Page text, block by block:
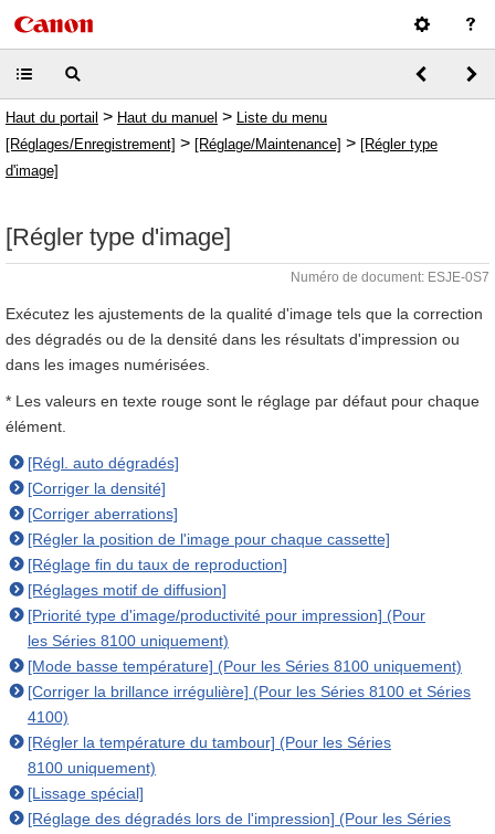
Haut du portail > Haut du manuel > Liste du menu
[Réglages/Enregistrement] > [Réglage/Maintenance] > [Régler type
d'image]
[Régler type d'image]
Numéro de document: ESJE-0S7
Exécutez les ajustements de la qualité d'image tels que la correction
des dégradés ou de la densité dans les résultats d'impression ou
dans les images numérisées.
* Les valeurs en texte rouge sont le réglage par défaut pour chaque
élément.
[Régl. auto dégradés]
[Corriger la densité]
[Corriger aberrations]
[Régler la position de l'image pour chaque cassette]
[Réglage fin du taux de reproduction]
[Réglages motif de diffusion]
[Priorité type d'image/productivité pour impression] (Pour
les Séries 8100 uniquement)
[Mode basse température] (Pour les Séries 8100 uniquement)
[Corriger la brillance irrégulière] (Pour les Séries 8100 et Séries
4100)
[Régler la température du tambour] (Pour les Séries
8100 uniquement)
[Lissage spécial]
[Réglage des dégradés lors de l'impression] (Pour les Séries